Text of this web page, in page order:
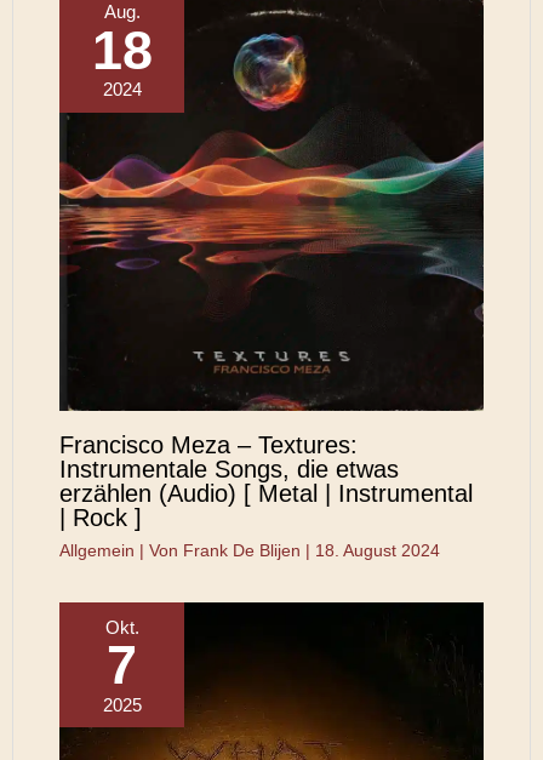
Aug.
18
2024
Francisco Meza – Textures:
Instrumentale Songs, die etwas
erzählen (Audio) [ Metal | Instrumental
| Rock ]
Allgemein | Von Frank De Blijen | 18. August 2024
Okt.
7
2025